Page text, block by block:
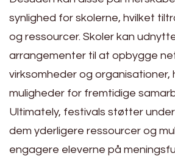
synlighed for skolerne, hvilket
og ressourcer. Skoler kan
arrangementer til at opbygge
virksomheder og organisationer,
muligheder for fremtidige
Ultimately, festivals støtter
dem yderligere ressourcer og
engagere eleverne på